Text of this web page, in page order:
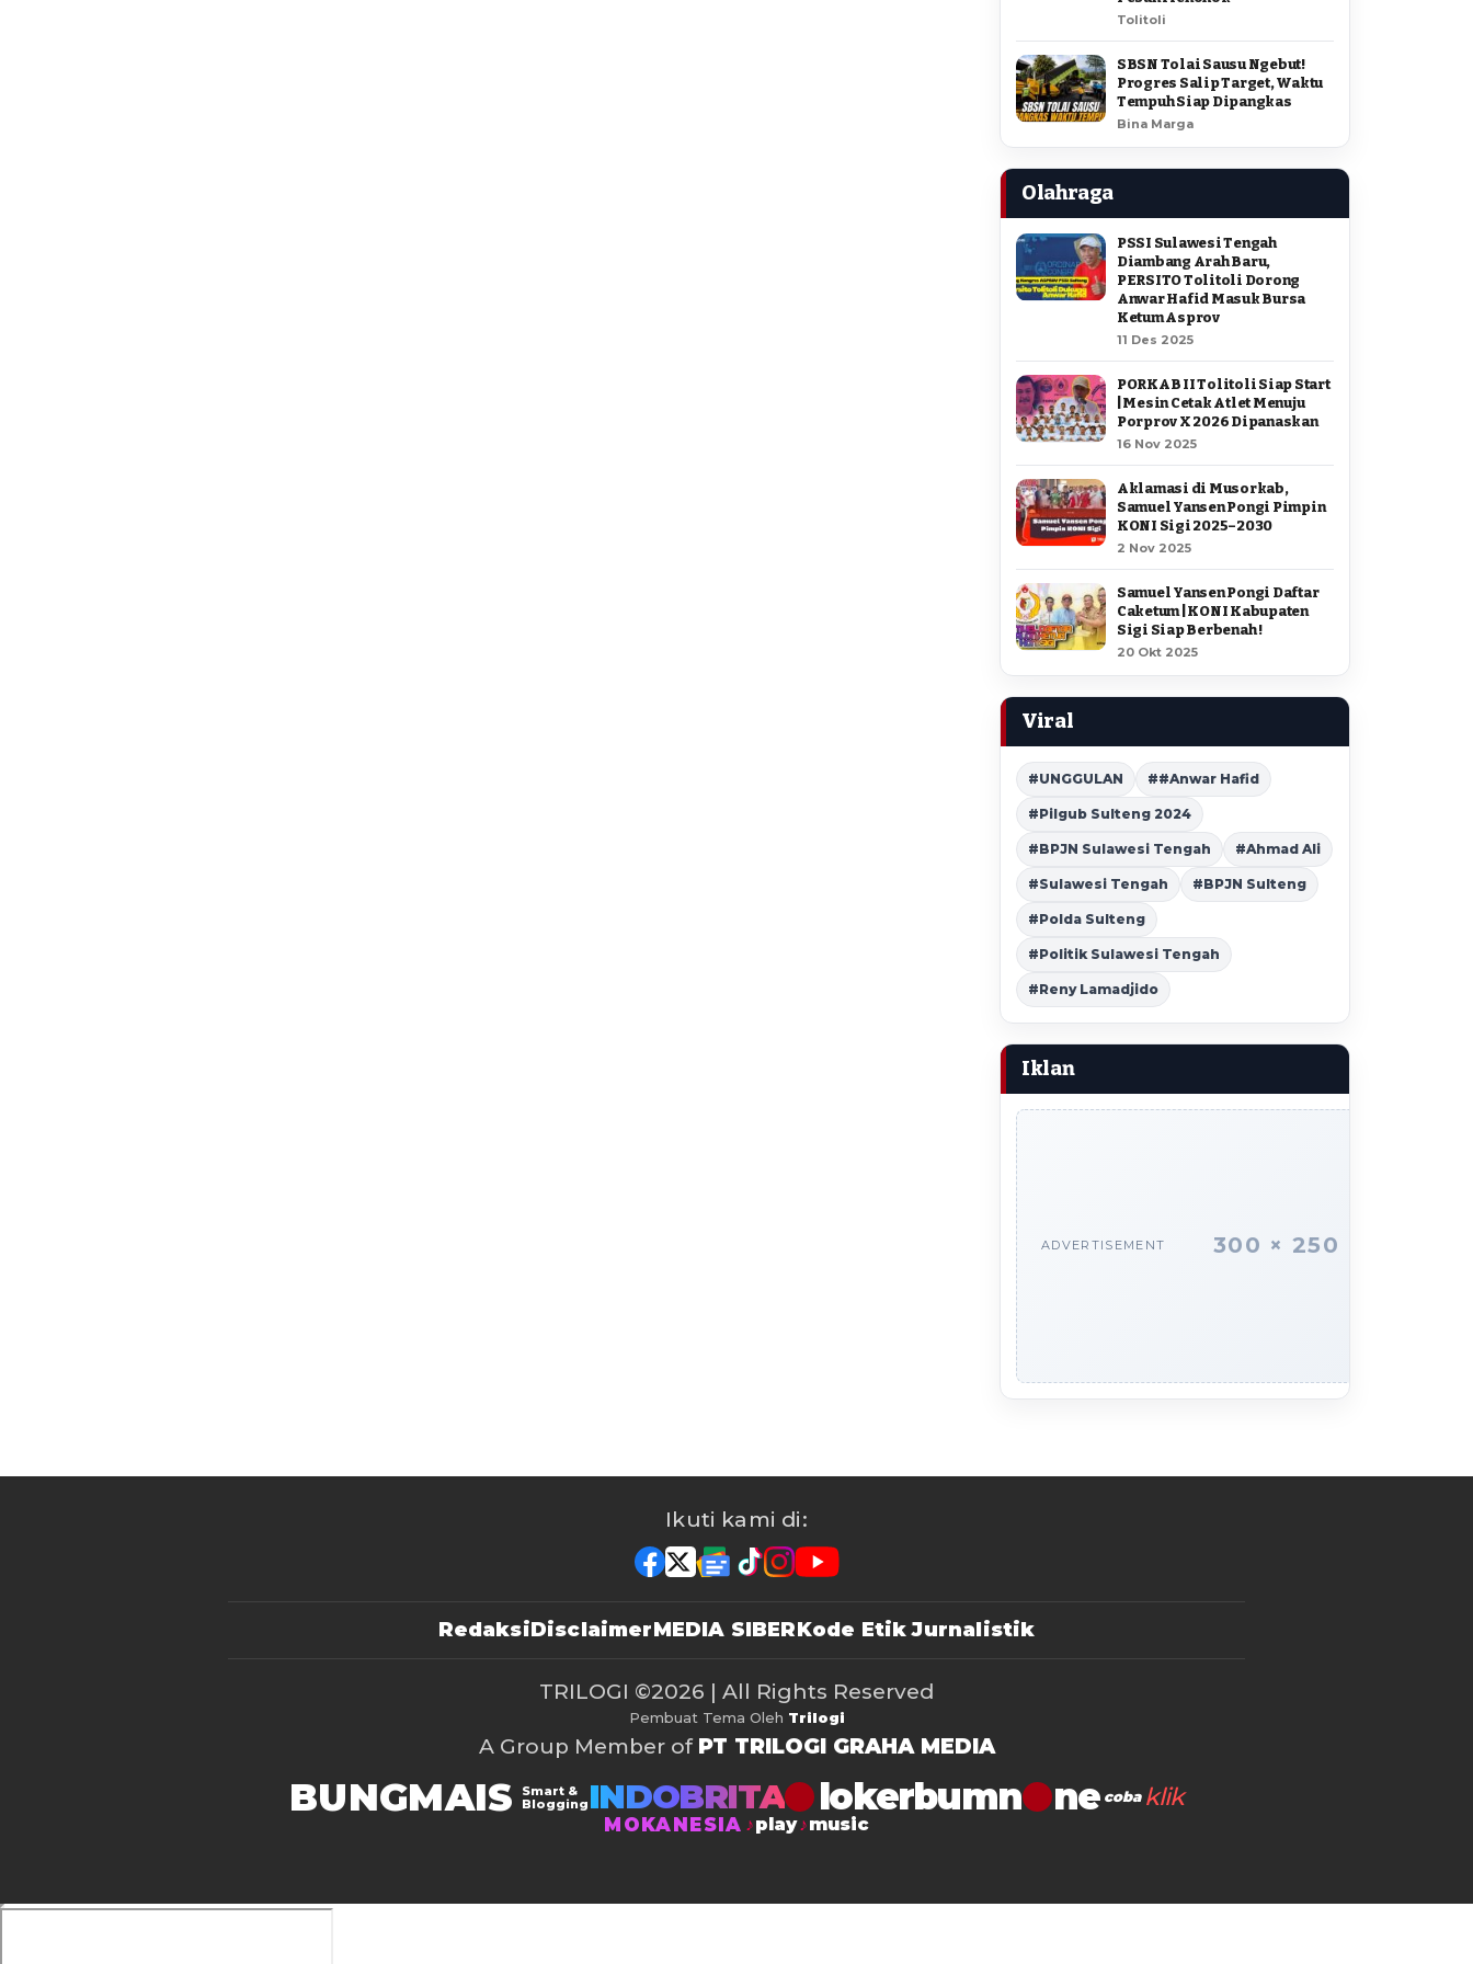
Tolitoli
SBSN Tolai Sausu Ngebut!
Progres Salip Target, Waktu
Tempuh Siap Dipangkas
Bina Marga
Olahraga
PSSI Sulawesi Tengah
Diambang Arah Baru,
PERSITO Tolitoli Dorong
Anwar Hafid Masuk Bursa
Ketum Asprov
11 Des 2025
PORKAB II Tolitoli Siap Start
| Mesin Cetak Atlet Menuju
Porprov X 2026 Dipanaskan
16 Nov 2025
Aklamasi di Musorkab,
Samuel Yansen Pongi Pimpin
KONI Sigi 2025–2030
2 Nov 2025
Samuel Yansen Pongi Daftar
Caketum | KONI Kabupaten
Sigi Siap Berbenah !
20 Okt 2025
Viral
#UNGGULAN ##Anwar Hafid
#Pilgub Sulteng 2024
#BPJN Sulawesi Tengah #Ahmad Ali
#Sulawesi Tengah #BPJN Sulteng
#Polda Sulteng
#Politik Sulawesi Tengah
#Reny Lamadjido
Iklan
ADVERTISEMENT 300 × 250
Ikuti kami di:
RedaksiDisclaimerMEDIA SIBERKode Etik Jurnalistik
TRILOGI ©2026 | All Rights Reserved
Pembuat Tema Oleh Trilogi
A Group Member of PT TRILOGI GRAHA MEDIA
BUNGMAIS
Smart &
Blogging INDOBRITA lokerbumn coba klik
MOKANESIA play music